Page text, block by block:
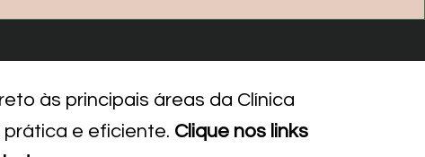
às principais áreas da Clínica
e eficiente. Clique nos links